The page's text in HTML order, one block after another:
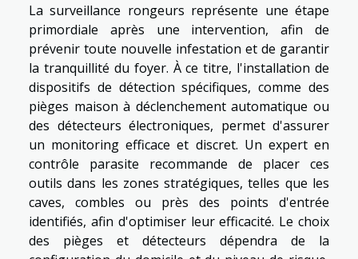
La surveillance rongeurs représente une étape
primordiale après une intervention, afin de
prévenir toute nouvelle infestation et de garantir
la tranquillité du foyer. À ce titre, l'installation de
dispositifs de détection spécifiques, comme des
pièges maison à déclenchement automatique ou
des détecteurs électroniques, permet d'assurer
un monitoring efficace et discret. Un expert en
contrôle parasite recommande de placer ces
outils dans les zones stratégiques, telles que les
caves, combles ou près des points d'entrée
identifiés, afin d'optimiser leur efficacité. Le choix
des pièges et détecteurs dépendra de la